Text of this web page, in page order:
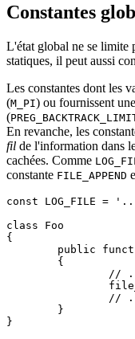
Constantes
L'état global ne se limite
statiques, il peut aussi
Les constantes dont les
(M_PI) ou fournissent
(
En revanche, les
fil de l'information dans
cachées. Comme
constante FILE_APPEND
const LOG_FILE =
class Foo
{